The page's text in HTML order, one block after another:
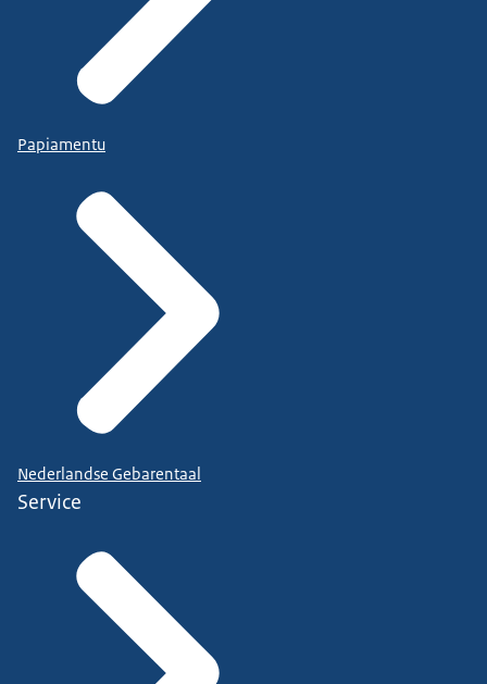
Papiamentu
Nederlandse Gebarentaal
Service